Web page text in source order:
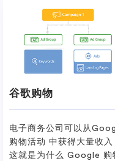
谷歌购物
电子商务公司可以从
购物活动 中获得大量收入
这就是为什么 Google 购